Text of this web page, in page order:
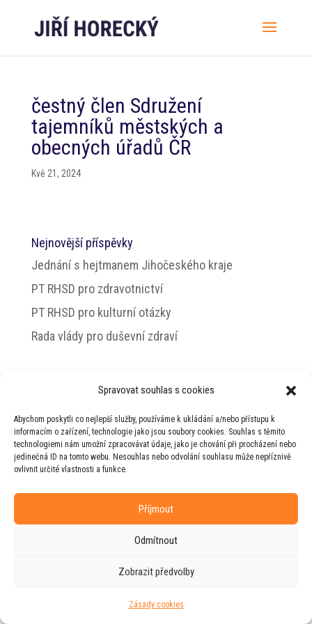
Spravovat souhlas s cookies
Abychom poskytli co nejlepší služby, používáme k ukládání a/nebo přístupu k
informacím o zařízení, technologie jako jsou soubory cookies. Souhlas s těmito
technologiemi nám umožní zpracovávat údaje, jako je chování při procházení nebo
jedinečná ID na tomto webu. Nesouhlas nebo odvolání souhlasu může nepříznivě
ovlivnit určité vlastnosti a funkce.
Příjmout
Odmítnout
Zobrazit předvolby
Zásady cookies
čestný člen Sdružení
tajemníků městských a
obecných úřadů ČR
Kvě 21, 2024
Nejnovější příspěvky
Jednání s hejtmanem Jihočeského kraje
PT RHSD pro zdravotnictví
PT RHSD pro kulturní otázky
Rada vlády pro duševní zdraví
Horeckého
Web vytvořila firmaRUDIve spolupráci s
agenturou